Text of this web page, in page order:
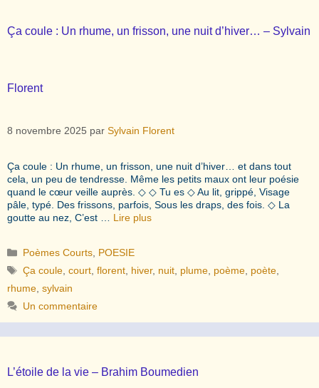
Ça coule : Un rhume, un frisson, une nuit d’hiver… – Sylvain
Florent
8 novembre 2025 par Sylvain Florent
Ça coule : Un rhume, un frisson, une nuit d’hiver… et dans tout
cela, un peu de tendresse. Même les petits maux ont leur poésie
quand le cœur veille auprès. ◇ ◇ Tu es ◇ Au lit, grippé, Visage
pâle, typé. Des frissons, parfois, Sous les draps, des fois. ◇ La
goutte au nez, C’est … Lire plus
Catégories
Poèmes Courts POESIE
Étiquettes
Ça coule ,court ,florent hiver, nuit plume poème poète
rhume sylvain
Un commentaire
L’étoile de la vie – Brahim Boumedien